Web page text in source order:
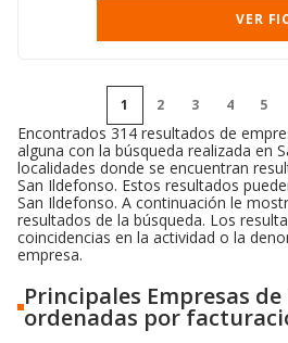
VER
1 2 3 4 5
Encontrados 314 resultados de
alguna con la búsqueda realizada en
localidades donde se encuentran
San Ildefonso. Estos resultados
San Ildefonso. A continuación le
resultados de la búsqueda. Los
coincidencias en la actividad o la
empresa.
Principales Empresas
ordenadas por